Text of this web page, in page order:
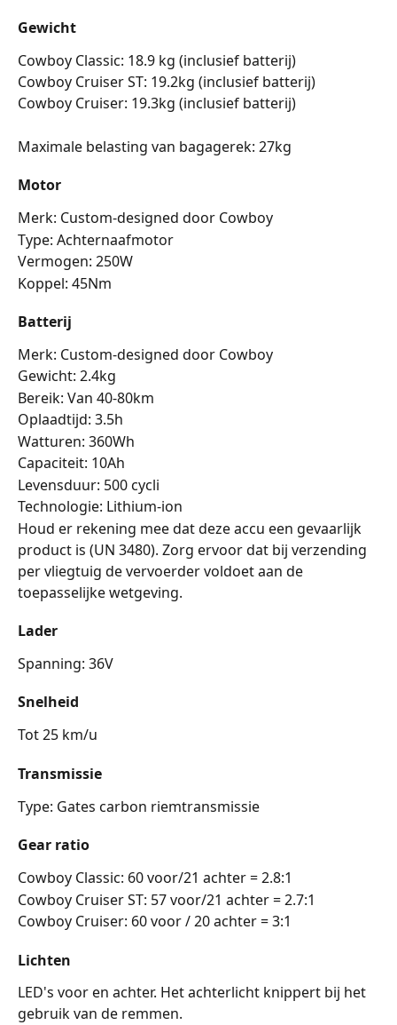
Gewicht
Cowboy Classic: 18.9 kg (inclusief batterij)
Cowboy Cruiser ST: 19.2kg (inclusief batterij)
Cowboy Cruiser: 19.3kg (inclusief batterij)
Maximale belasting van bagagerek: 27kg
Motor
Merk: Custom-designed door Cowboy
Type: Achternaafmotor
Vermogen: 250W
Koppel: 45Nm
Batterij
Merk: Custom-designed door Cowboy
Gewicht: 2.4kg
Bereik: Van 40-80km
Oplaadtijd: 3.5h
Watturen: 360Wh
Capaciteit: 10Ah
Levensduur: 500 cycli
Technologie: Lithium-ion
Houd er rekening mee dat deze accu een gevaarlijk
product is (UN 3480). Zorg ervoor dat bij verzending
per vliegtuig de vervoerder voldoet aan de
toepasselijke wetgeving.
Lader
Spanning: 36V
Snelheid
Tot 25 km/u
Transmissie
Type: Gates carbon riemtransmissie
Gear ratio
Cowboy Classic: 60 voor/21 achter = 2.8:1
Cowboy Cruiser ST: 57 voor/21 achter = 2.7:1
Cowboy Cruiser: 60 voor / 20 achter = 3:1
Lichten
LED's voor en achter. Het achterlicht knippert bij het
gebruik van de remmen.